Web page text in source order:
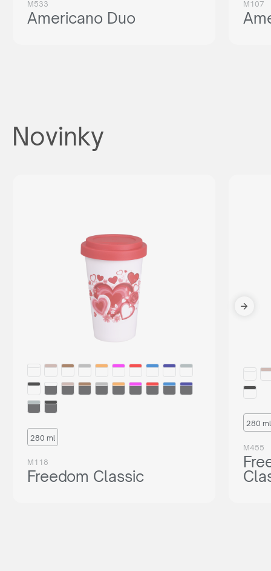
M533
Americano Duo
M107
Novinky
280 ml
M118
Freedom Classic
280 ml
M455